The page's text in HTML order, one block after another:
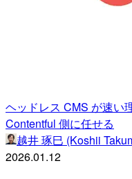
ヘッドレス CMS が速い
Contentful 側に任せる
越井 琢巳 (Koshii
2026.01.12